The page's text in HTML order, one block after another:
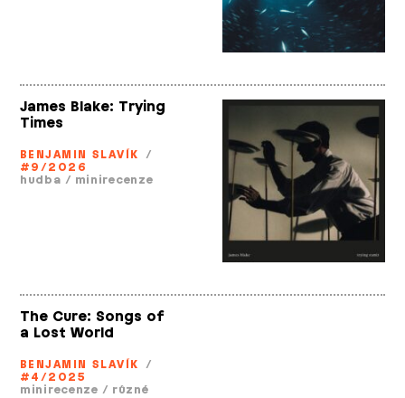
James Blake: Trying
Times
BENJAMIN SLAVÍK /
#9/2026
hudba / minirecenze
The Cure: Songs of
a Lost World
BENJAMIN SLAVÍK /
#4/2025
minirecenze / různé